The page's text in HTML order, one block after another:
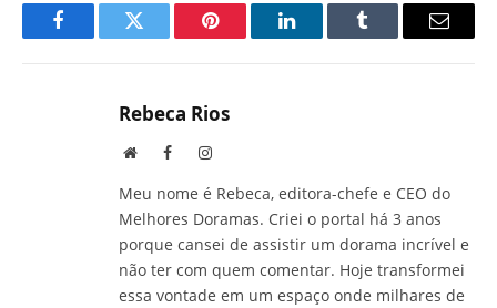
FacebookTwitter Pinterest LinkedInTumblr
E-
Rebeca Rios
Site FacebookInstagram
Meu nome é Rebeca, editora-chefe e CEO do
Melhores Doramas. Criei o portal há 3 anos
porque cansei de assistir um dorama incrível e
não ter com quem comentar. Hoje transformei
essa vontade em um espaço onde milhares de